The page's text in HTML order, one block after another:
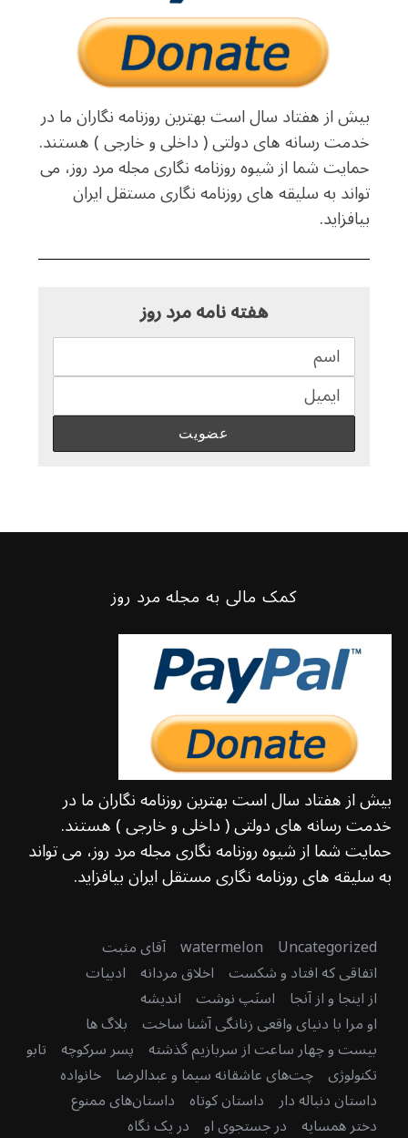
بیش از هفتاد سال است بهترین روزنامه نگاران ما در
خدمت رسانه های دولتی ( داخلی و خارجی ) هستند.
حمایت شما از شیوه روزنامه نگاری مجله مرد روز، می
تواند به سلیقه های روزنامه نگاری مستقل ایران
بیافزاید.
هفته نامه مرد روز
کمک مالی به مجله مرد روز
بیش از هفتاد سال است بهترین روزنامه نگاران ما در
خدمت رسانه های دولتی ( داخلی و خارجی ) هستند.
حمایت شما از شیوه روزنامه نگاری مجله مرد روز، می تواند
به سلیقه های روزنامه نگاری مستقل ایران بیافزاید.
Uncategorized
watermelon آقای مثبت
اتفاقی که افتاد و شکست اخلاق مردانه ادبیات
از اینجا و از آنجا اسنَپ نوشت اندیشه
او مرا با دنیای واقعی زنانگی آشنا ساخت بلاگ ها
بیست و چهار ساعت از سربازیم گذشته پسر سرکوچه تابو
تکنولوژی چت‌های عاشقانه سیما و عبدالرضا خانواده
داستان دنباله دار داستان کوتاه داستان‌های ممنوع
دختر همسایه در جستجوی او در یک نگاه